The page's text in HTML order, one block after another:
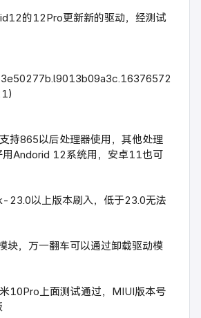
的12Pro更新新的驱动，经测试
持865以后处理器使用，其他处理
用Andorid 12系统用，安卓11也可
23.0以上版本刷入，低于23.0无法
块，万一翻车可以通过卸载驱动模
10Pro上面测试通过，MIUI版本号